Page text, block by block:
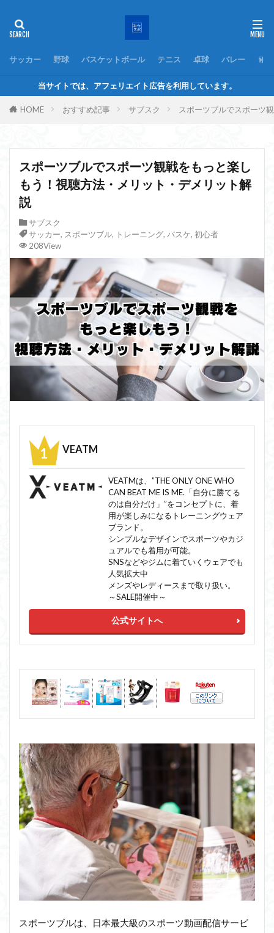
サッカー 野球 バスケットボール テニス 卓球 バレー ラ
当サイトでは、アフェリエイト広告を利用しています。
HOME おすすめ記事 サブスク スポーツブルでスポーツ
スポーツブルでスポーツ観戦をもっと楽し
もう！視聴方法・メリット・デメリット解
説
サブスク
サッカー, スポーツブル, トレーニング, バスケ, 初心者
208View
VEATM
VEATMは、”THE ONLY ONE WHO
CAN BEAT ME IS ME.「自分に勝てる
のは自分だけ」”をコンセプトに、着
用が楽しみになるトレーニングウェア
ブランド。
シンプルなデザインでスポーツやカジ
ュアルでも着用が可能。
SNSなどやジムに着ていくウェアでも
人気拡大中
メンズやレディースまで取り扱い。
～SALE開催中～
公式サイトへ
スポーツブルは、日本最大級のスポーツ動画配信サービ